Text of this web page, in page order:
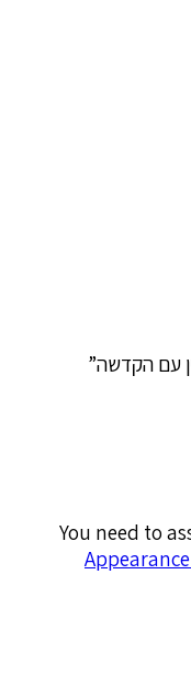
עם הקדשה”
You need to